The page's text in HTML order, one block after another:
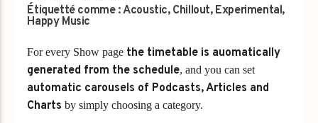
Étiquetté comme :Acoustic, Chillout, Experimental,
Happy Music
For every Show page the timetable is auomatically
generated from the schedule, and you can set
automatic carousels of Podcasts, Articles and
Charts by simply choosing a category.